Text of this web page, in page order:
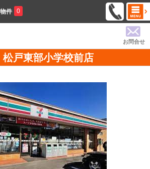
件 0
お問合せ
戸東部小学校前店